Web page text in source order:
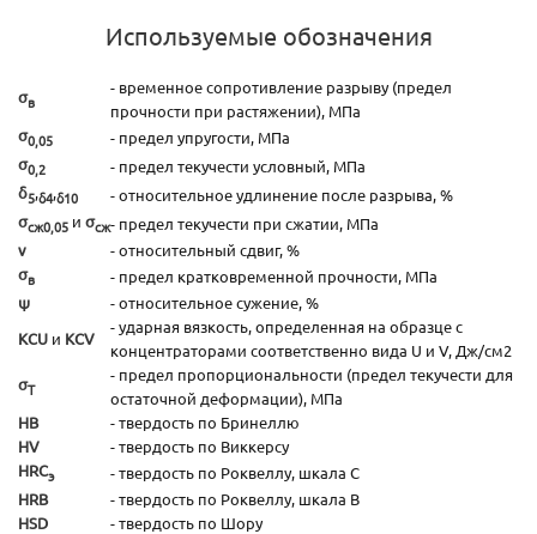
Используемые обозначения
σв
- временное сопротивление разрыву (предел
прочности при растяжении), МПа
σ0,05
- предел упругости, МПа
σ0,2
- предел текучести условный, МПа
δ5,δ4,δ10
- относительное удлинение после разрыва, %
σсж0,05 и σсж- предел текучести при сжатии, МПа
ν
- относительный сдвиг, %
σв
- предел кратковременной прочности, МПа
ψ
- относительное сужение, %
KCU и KCV
- ударная вязкость, определенная на образце с
концентраторами соответственно вида U и V, Дж/см2
σT
- предел пропорциональности (предел текучести для
остаточной деформации), МПа
HB
- твердость по Бринеллю
HV
- твердость по Виккерсу
HRCэ
- твердость по Роквеллу, шкала С
HRB
- твердость по Роквеллу, шкала В
HSD
- твердость по Шору